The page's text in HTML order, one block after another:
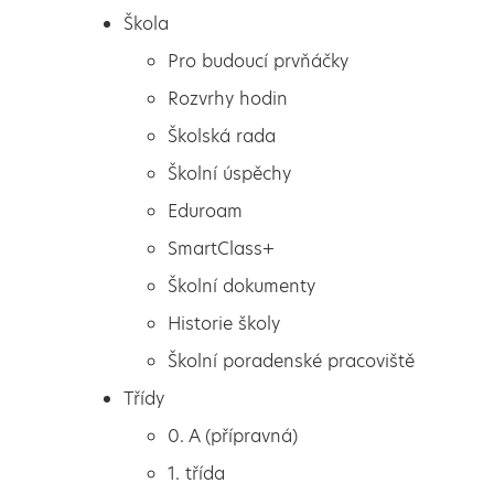
Pro budoucí prvňáčky
Rozvrhy hodin
Školská rada
Škola
Pro budoucí prvňáčky
Rozvrhy hodin
Školská rada
Školní úspěchy
Eduroam
SmartClass+
Školní dokumenty
Historie školy
Školní poradenské pracoviště
Třídy
0. A (přípravná)
1. třída
Veslařská soutěž